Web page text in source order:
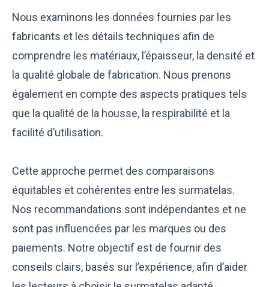
Notre équipe éditoriale, ainsi que nos experts
s’assurer de la précision des informations et de
Nous vérifions que le contenu de nos articles est
qu’avec les dernières recommandations des
Nous examinons les données fournies par les
fabricants et les détails techniques afin de
comprendre les matériaux, l’épaisseur, la densité et
la qualité globale de fabrication. Nous prenons
également en compte des aspects pratiques tels
que la qualité de la housse, la respirabilité et la
facilité d’utilisation.
Cette approche permet des comparaisons
équitables et cohérentes entre les surmatelas.
Nos recommandations sont indépendantes et ne
sont pas influencées par les marques ou des
paiements. Notre objectif est de fournir des
conseils clairs, basés sur l’expérience, afin d’aider